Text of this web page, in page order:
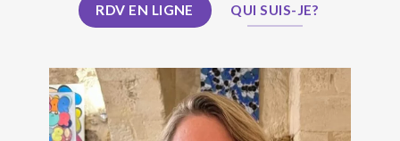
RDV EN LIGNE QUI SUIS-JE?